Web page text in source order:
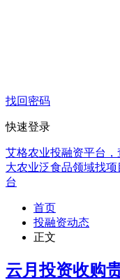
找回密码
快速登录
艾格农业投融资平台
大农业泛食品领域找
台
首页
投融资动态
正文
云月投资收购